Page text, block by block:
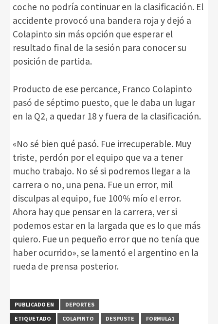
coche no podría continuar en la clasificación. El
accidente provocó una bandera roja y dejó a
Colapinto sin más opción que esperar el
resultado final de la sesión para conocer su
posición de partida.
Producto de ese percance, Franco Colapinto
pasó de séptimo puesto, que le daba un lugar
en la Q2, a quedar 18 y fuera de la clasificación.
«No sé bien qué pasó. Fue irrecuperable. Muy
triste, perdón por el equipo que va a tener
mucho trabajo. No sé si podremos llegar a la
carrera o no, una pena. Fue un error, mil
disculpas al equipo, fue 100% mío el error.
Ahora hay que pensar en la carrera, ver si
podemos estar en la largada que es lo que más
quiero. Fue un pequeño error que no tenía que
haber ocurrido», se lamentó el argentino en la
rueda de prensa posterior.
PUBLICADO EN
DEPORTES
ETIQUETADO
COLAPINTO DESPUSTE FORMULA1